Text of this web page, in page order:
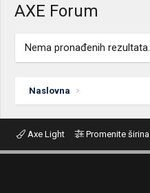
AXE Forum
Nema pronađenih rezultata.
Naslovna
Axe Light Promenite širina